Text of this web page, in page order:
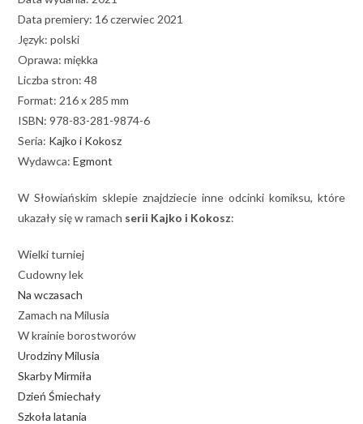
Data premiery: 16 czerwiec 2021
Język: polski
Oprawa: miękka
Liczba stron: 48
Format: 216 x 285 mm
ISBN:978-83-281-9874-6
Seria: Kajko i Kokosz
Wydawca:Egmont
W Słowiańskim sklepie znajdziecie inne odcinki komiksu, które
ukazały się w ramach serii Kajko i Kokosz:
Wielki turniej
Cudowny lek
Na wczasach
Zamach na Milusia
W krainie borostworów
Urodziny Milusia
Skarby Mirmiła
Dzień Śmiechały
Szkoła latania